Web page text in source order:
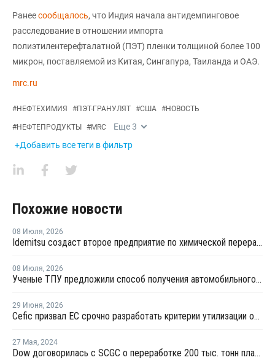
Ранеесообщалось, что Индия начала антидемпинговое
расследование в отношении импорта
полиэтилентерефталатной (ПЭТ) пленки толщиной более 100
микрон, поставляемой из Китая, Сингапура, Таиланда и ОАЭ.
mrc.ru
#НЕФТЕХИМИЯ #ПЭТ-ГРАНУЛЯТ #США #НОВОСТЬ
#НЕФТЕПРОДУКТЫ #MRC Еще3
+Добавить все теги в фильтр
Похожие новости
08 Июля, 2026
Idemitsu создаст второе предприятие по химической переработке отходов в Японии
08 Июля, 2026
Ученые ТПУ предложили способ получения автомобильного бензина из пластиковых отходов
29 Июня, 2026
Сefic призвал ЕС срочно разработать критерии утилизации отходов методом химпереработки
27 Мая, 2024
Dow договорилась с SCGC о переработке 200 тыс. тонн пластиковых отходов